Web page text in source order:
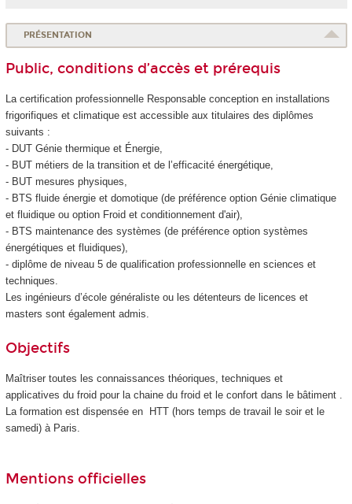
PRÉSENTATION
Public, conditions d’accès et prérequis
La certification professionnelle Responsable conception en installations
frigorifiques et climatique est accessible aux titulaires des diplômes
suivants :
- DUT Génie thermique et Énergie,
- BUT métiers de la transition et de l’efficacité énergétique,
- BUT mesures physiques,
- BTS fluide énergie et domotique (de préférence option Génie climatique
et fluidique ou option Froid et conditionnement d'air),
- BTS maintenance des systèmes (de préférence option systèmes
énergétiques et fluidiques),
- diplôme de niveau 5de qualification professionnelle en sciences et
techniques.
Les ingénieurs d’école généraliste ou les détenteurs de licences et
masters sont également admis.
Objectifs
Maîtriser toutes les connaissances théoriques, techniques et
applicatives du froid pour la chaine du froid et le confort dans le bâtiment .
La formation est dispensée en HTT(hors temps de travail le soir et le
samedi) à Paris.
Mentions officielles